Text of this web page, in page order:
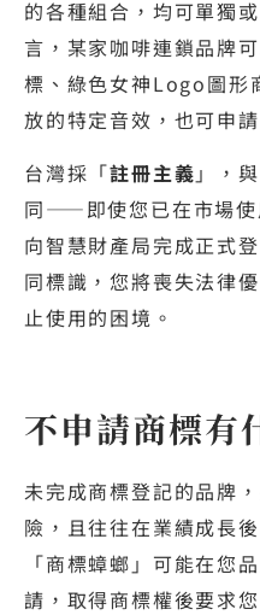
的各種組合，均可單獨
言，某家咖啡連鎖品牌
標、綠色女神Logo圖形
放的特定音效，也可申
台灣採「註冊主義 」，
同——即使您已在市場使
向智慧財產局完成正式
同標識，您將喪失法律
止使用的困境。
不申請商標有
未完成商標登記的品牌
險，且往往在業績成長
「商標蟑螂」可能在您
請，取得商標權後要求